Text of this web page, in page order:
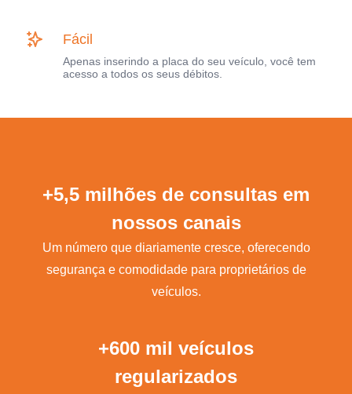
Fácil
Apenas inserindo a placa do seu veículo, você tem
acesso a todos os seus débitos.
+5,5 milhões de consultas em
nossos canais
Um número que diariamente cresce, oferecendo
segurança e comodidade para proprietários de
veículos.
+600 mil veículos
regularizados